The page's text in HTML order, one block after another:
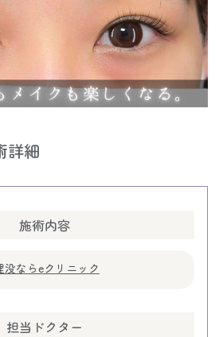
詳細
施術内容
ならeクリニック
担当ドクター